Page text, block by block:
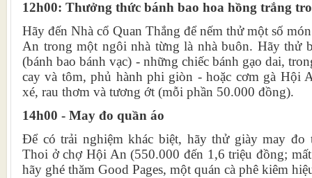
12h00: Thưởng thức bánh bao hoa hồng trắng
Hãy đến Nhà cổ Quan Thắng để nếm thử một số
An trong một ngôi nhà từng là nhà buôn. Hãy thử
(bánh bao bánh vạc) - những chiếc bánh gạo dai,
cay và tôm, phủ hành phi giòn - hoặc cơm gà Hội
xé, rau thơm và tương ớt (mỗi phần 50.000 đồng).
14h00 - May đo quần áo
Để có trải nghiệm khác biệt, hãy thử giày may đo
Thoi ở chợ Hội An (550.000 đến 1,6 triệu đồng;
hãy ghé thăm Good Pages, một quán cà phê kiêm